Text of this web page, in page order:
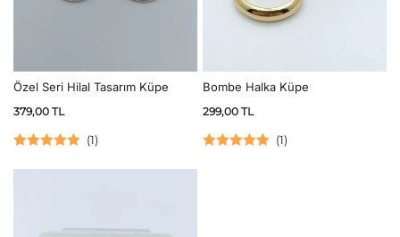
Özel Seri Hilal Tasarım Küpe
379,00 TL
(1)
Bombe Halka Küpe
299,00 TL
(1)